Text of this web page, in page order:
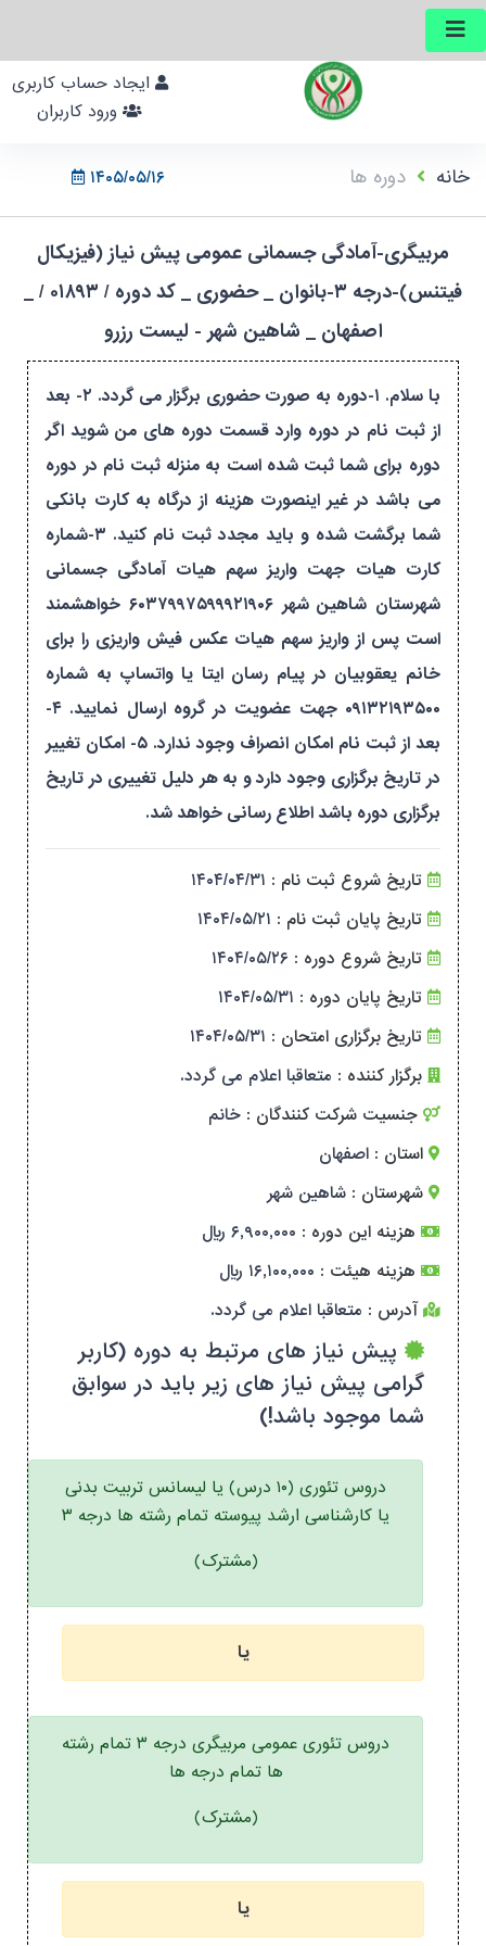
۱۴۰۵/۰۵/۱۶ خانه دوره ها
مربیگری-آمادگی جسمانی عمومی پیش نیاز (فیزیکال
فیتنس)-درجه ۳-بانوان _ حضوری _ کد دوره / ۰۱۸۹۳ / _
اصفهان _ شاهین شهر - لیست رزرو
با سلام. ۱-دوره به صورت حضوری برگزار می گردد. ۲- بعد
از ثبت نام در دوره وارد قسمت دوره های من شوید اگر
دوره برای شما ثبت شده است به منزله ثبت نام در دوره
می باشد در غیر اینصورت هزینه از درگاه به کارت بانکی
شما برگشت شده و باید مجدد ثبت نام کنید. ۳-شماره
کارت هیات جهت واریز سهم هیات آمادگی جسمانی
شهرستان شاهین شهر ۶۰۳۷۹۹۷۵۹۹۹۲۱۹۰۶ خواهشمند
است پس از واریز سهم هیات عکس فیش واریزی را برای
خانم یعقوبیان در پیام رسان ایتا یا واتساپ به شماره
۰۹۱۳۲۱۹۳۵۰۰ جهت عضویت در گروه ارسال نمایید. ۴-
بعد از ثبت نام امکان انصراف وجود ندارد. ۵- امکان تغییر
در تاریخ برگزاری وجود دارد و به هر دلیل تغییری در تاریخ
برگزاری دوره باشد اطلاع رسانی خواهد شد.
تاریخ شروع ثبت نام : ۱۴۰۴/۰۴/۳۱
تاریخ پایان ثبت نام : ۱۴۰۴/۰۵/۲۱
تاریخ شروع دوره : ۱۴۰۴/۰۵/۲۶
تاریخ پایان دوره : ۱۴۰۴/۰۵/۳۱
تاریخ برگزاری امتحان : ۱۴۰۴/۰۵/۳۱
برگزار کننده : متعاقبا اعلام می گردد.
جنسیت شرکت کنندگان : خانم
استان : اصفهان
شهرستان : شاهین شهر
هزینه این دوره : ۶,۹۰۰,۰۰۰ ریال
هزینه هیئت : ۱۶,۱۰۰,۰۰۰ ریال
آدرس : متعاقبا اعلام می گردد.
پیش نیاز های مرتبط به دوره (کاربر
گرامی پیش نیاز های زیر باید در سوابق
شما موجود باشد!)
دروس تئوری (۱۰ درس) یا لیسانس تربیت بدنی
یا کارشناسی ارشد پیوسته تمام رشته ها درجه ۳
(مشترک)
یا
دروس تئوری عمومی مربیگری درجه ۳ تمام رشته
ها تمام درجه ها
(مشترک)
یا